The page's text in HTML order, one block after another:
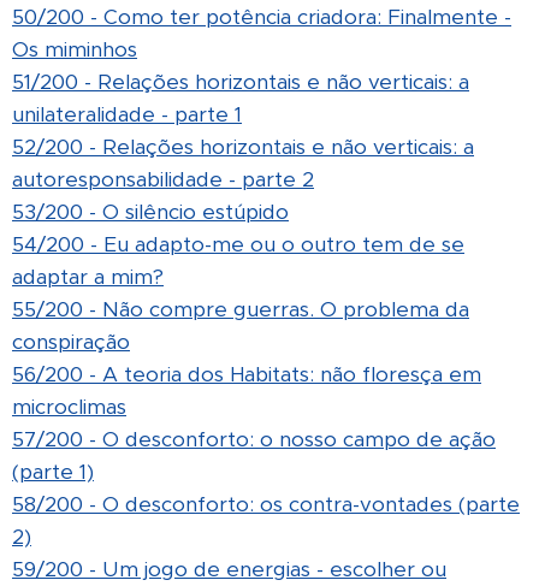
50/200 - Como ter potência criadora: Finalmente -
Os miminhos
51/200 - Relações horizontais e não verticais: a
unilateralidade - parte 1
52/200 - Relações horizontais e não verticais: a
autoresponsabilidade - parte 2
53/200 - O silêncio estúpido
54/200 - Eu adapto-me ou o outro tem de se
adaptar a mim?
55/200 - Não compre guerras. O problema da
conspiração
56/200 - A teoria dos Habitats: não floresça em
microclimas
57/200 - O desconforto: o nosso campo de ação
(parte 1)
58/200 - O desconforto: os contra-vontades (parte
2)
59/200 - Um jogo de energias - escolher ou